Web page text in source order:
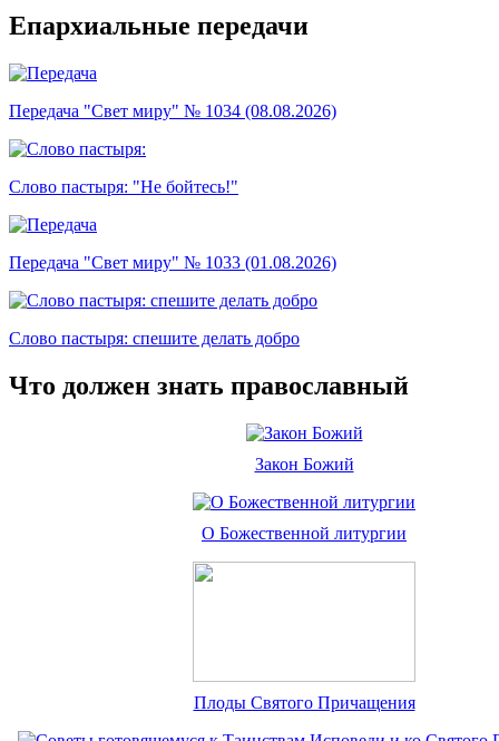
Епархиальные передачи
Передача "Свет миру" № 1034 (08.08.2026)
Слово пастыря: "Не бойтесь!"
Передача "Свет миру" № 1033 (01.08.2026)
Слово пастыря: спешите делать добро
Что должен знать православный
Закон Божий
О Божественной литургии
Плоды Святого Причащения